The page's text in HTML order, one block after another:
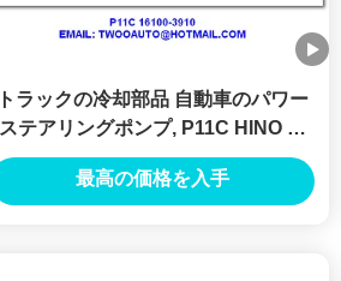
トラックの冷却部品 自動車のパワー
ステアリングポンプ, P11C HINO バ
スの水ポンプ OEM 16100-3910
最高の価格を入手